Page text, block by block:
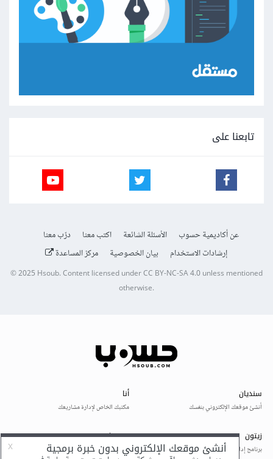
تابعنا على
عن أكاديمية حسوب الأسئلة الشائعة اكتب معنا
درّب معنا
إرشادات الاستخدام
بيان الخصوصية مركز المساعدة
© 2025Hsoub.Content licensed underCC BY-NC-SA 4.0unless mentioned
otherwise.